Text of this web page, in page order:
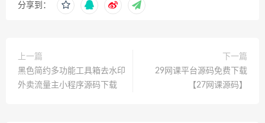
分享到：
上一篇
黑色简约多功能工具箱去水印
外卖流量主小程序源码下载
下一篇
29网课平台源码免费下载
【27网课源码】